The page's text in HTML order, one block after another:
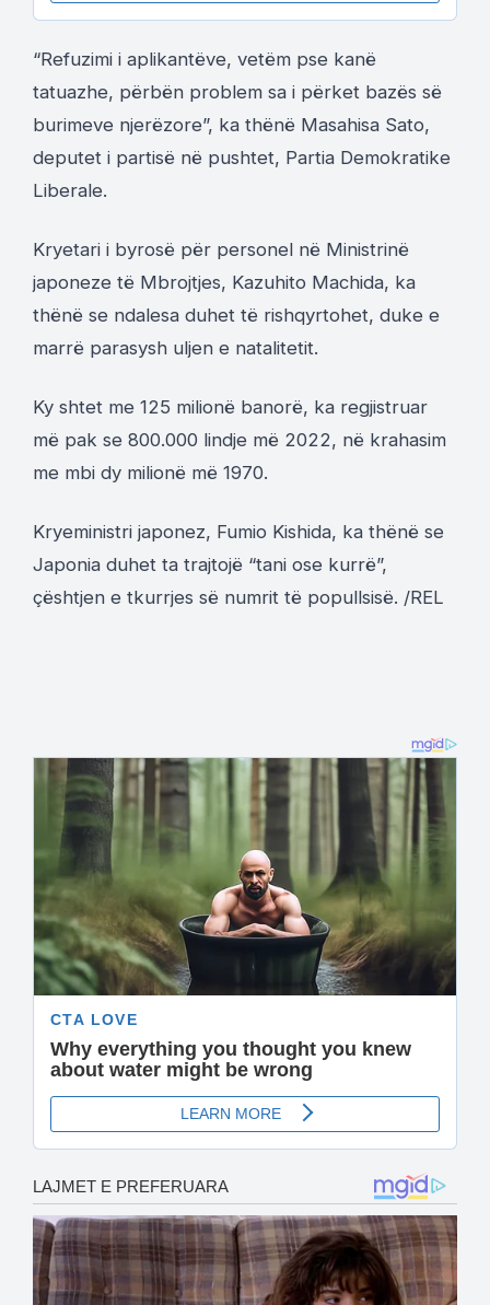
“Refuzimi i aplikantëve, vetëm pse kanë
tatuazhe, përbën problem sa i përket bazës së
burimeve njerëzore”, ka thënë Masahisa Sato,
deputet i partisë në pushtet, Partia Demokratike
Liberale.
Kryetari i byrosë për personel në Ministrinë
japoneze të Mbrojtjes, Kazuhito Machida, ka
thënë se ndalesa duhet të rishqyrtohet, duke e
marrë parasysh uljen e natalitetit.
Ky shtet me 125 milionë banorë, ka regjistruar
më pak se 800.000 lindje më 2022, në krahasim
me mbi dy milionë më 1970.
Kryeministri japonez, Fumio Kishida, ka thënë se
Japonia duhet ta trajtojë “tani ose kurrë”,
çështjen e tkurrjes së numrit të popullsisë. /REL